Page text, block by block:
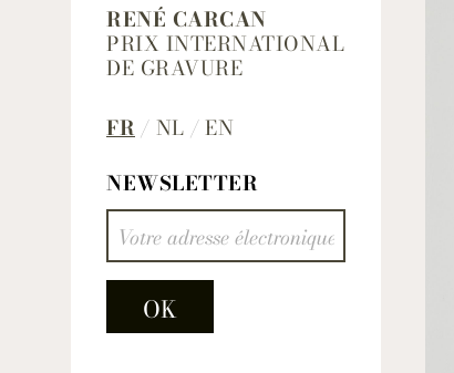
RENÉ CARCAN
PRIX INTERNATIONAL
DE GRAVURE
FR
NL
EN
NEWSLETTER
OK